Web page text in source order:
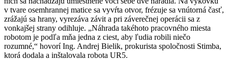
v tvare osemhrannej matice sa vyvŕta otvor, frézuje sa vnútorná časť,
zrážajú sa hrany, vyrezáva závit a pri záverečnej operácii sa z
vonkajšej strany odihluje. „Náhrada takéhoto pracovného miesta
robotom je podľa mňa jedna z ciest, aby ľudia robili niečo
rozumné,“ hovorí Ing. Andrej Bielik, prokurista spoločnosti Stimba,
ktorá dodala a inštalovala robota UR5.